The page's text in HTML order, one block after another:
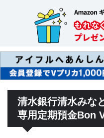
清水銀行清水みな
専用定期預金Bon